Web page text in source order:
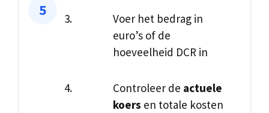
Voer het bedrag in
euro’s of de
hoeveelheid DCR in
Controleer de actuele
koers en totale kosten